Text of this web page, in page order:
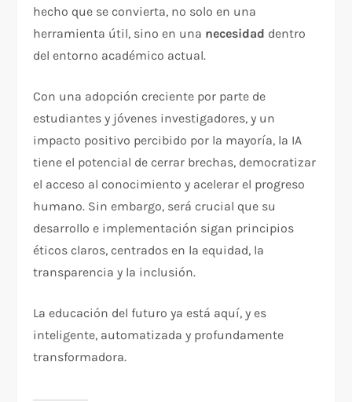
hecho que se convierta, no solo en una
herramienta útil, sino en una necesidad dentro
del entorno académico actual.
Con una adopción creciente por parte de
estudiantes y jóvenes investigadores, y un
impacto positivo percibido por la mayoría, la IA
tiene el potencial de cerrar brechas, democratizar
el acceso al conocimiento y acelerar el progreso
humano. Sin embargo, será crucial que su
desarrollo e implementación sigan principios
éticos claros, centrados en la equidad, la
transparencia y la inclusión.
La educación del futuro ya está aquí, y es
inteligente, automatizada y profundamente
transformadora.